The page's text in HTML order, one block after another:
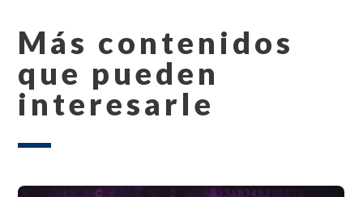
Más contenidos
que pueden
interesarle